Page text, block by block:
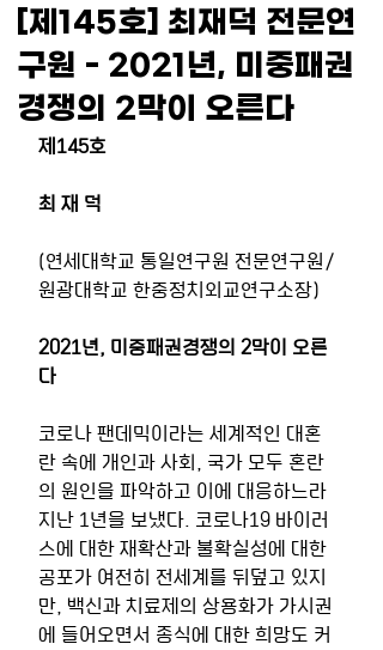
[제145호] 최재덕 전문연
구원 - 2021년, 미중패권
경쟁의 2막이 오른다
제145호
최 재 덕
(연세대학교 통일연구원 전문연구원/
원광대학교 한중정치외교연구소장)
2021년, 미중패권경쟁의 2막이 오른
다
코로나 팬데믹이라는 세계적인 대혼
란 속에 개인과 사회, 국가 모두 혼란
의 원인을 파악하고 이에 대응하느라
지난 1년을 보냈다. 코로나19 바이러
스에 대한 재확산과 불확실성에 대한
공포가 여전히 전세계를 뒤덮고 있지
만, 백신과 치료제의 상용화가 가시권
에 들어오면서 종식에 대한 희망도 커